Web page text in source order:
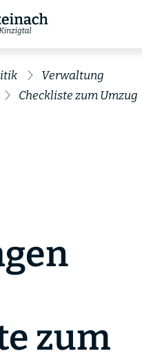
Verwaltung
Checkliste zum Umzug
zum